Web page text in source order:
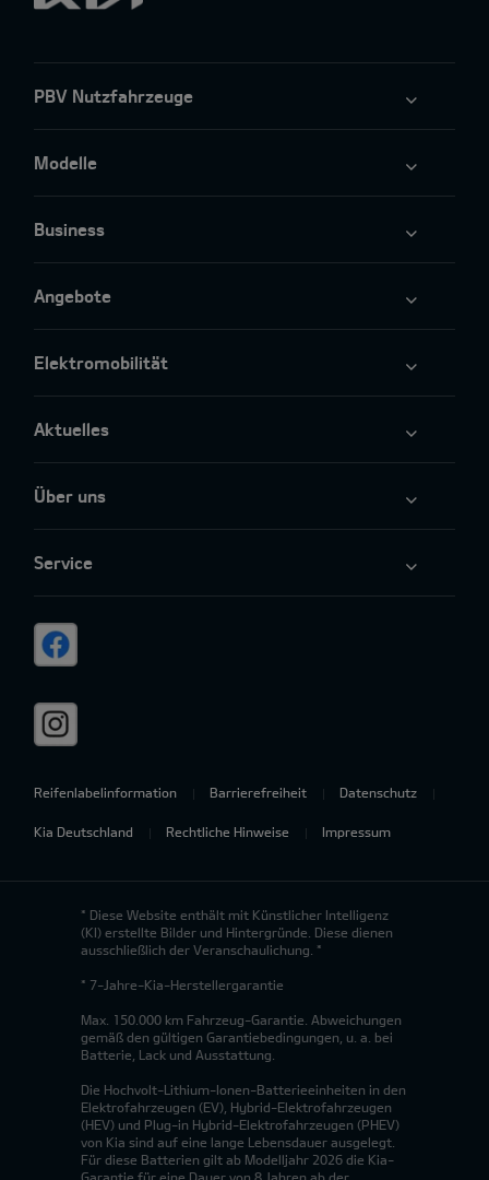
PBV Nutzfahrzeuge
Modelle
Business
Angebote
Elektromobilität
Aktuelles
Über uns
Service
Reifenlabelinformation Barrierefreiheit Datenschutz
Kia Deutschland Rechtliche Hinweise Impressum
* Diese Website enthält mit Künstlicher Intelligenz
(KI) erstellte Bilder und Hintergründe. Diese dienen
ausschließlich der Veranschaulichung. *
* 7-Jahre-Kia-Herstellergarantie
Max. 150.000 km Fahrzeug-Garantie. Abweichungen
gemäß den gültigen Garantiebedingungen, u. a. bei
Batterie, Lack und Ausstattung.
Die Hochvolt-Lithium-Ionen-Batterieeinheiten in den
Elektrofahrzeugen (EV), Hybrid-Elektrofahrzeugen
(HEV) und Plug-in Hybrid-Elektrofahrzeugen (PHEV)
von Kia sind auf eine lange Lebensdauer ausgelegt.
Für diese Batterien gilt ab Modelljahr 2026 die Kia-
Garantie für eine Dauer von 8 Jahren ab der